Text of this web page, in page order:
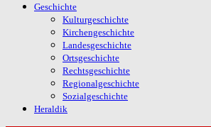
Geschichte
Kulturgeschichte
Kirchengeschichte
Landesgeschichte
Ortsgeschichte
Rechtsgeschichte
Regionalgeschichte
Sozialgeschichte
Heraldik